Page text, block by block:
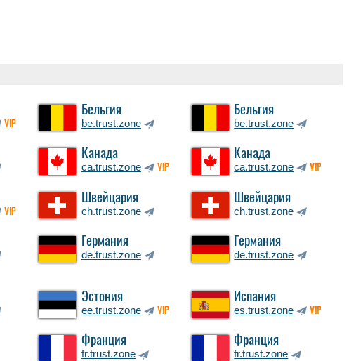
VIP
Бельгия
be.trust.zone
Бельгия
be.trust.zone
Канада
ca.trust.zone VIP
Канада
ca.trust.zone VIP
VIP
Швейцария
ch.trust.zone
Швейцария
ch.trust.zone
Германия
de.trust.zone
Германия
de.trust.zone
Эстония
ee.trust.zone VIP
Испания
es.trust.zone VIP
Франция
fr.trust.zone
Франция
fr.trust.zone